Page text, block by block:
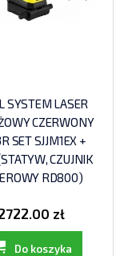
SYSTEM LASER
CZERWONY
SET SJJM1EX +
CZUJNIK
RD800)
zł
Do koszyka